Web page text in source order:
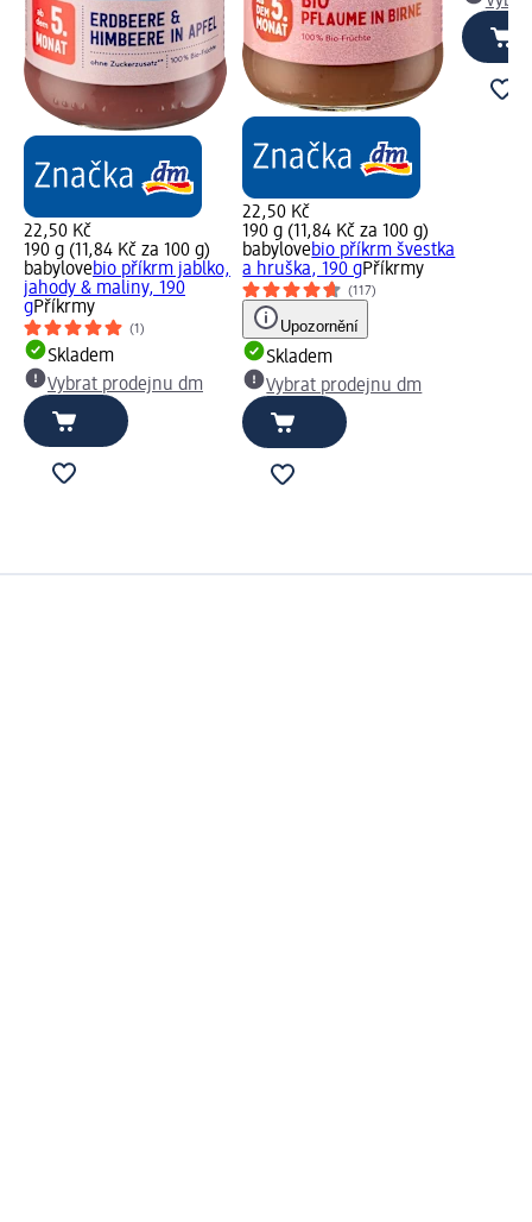
22,50 Kč
190 g (11,84 Kč za 100 g)
babylovebio příkrm jablko,
jahody & maliny, 190
gPříkrmy
(1)
Skladem
Vybrat prodejnu dm
22,50 Kč
190 g (11,84 Kč za 100 g)
babylovebio příkrm švestka
a hruška, 190 gPříkrmy
(117)
Upozornění
Skladem
Vybrat prodejnu dm